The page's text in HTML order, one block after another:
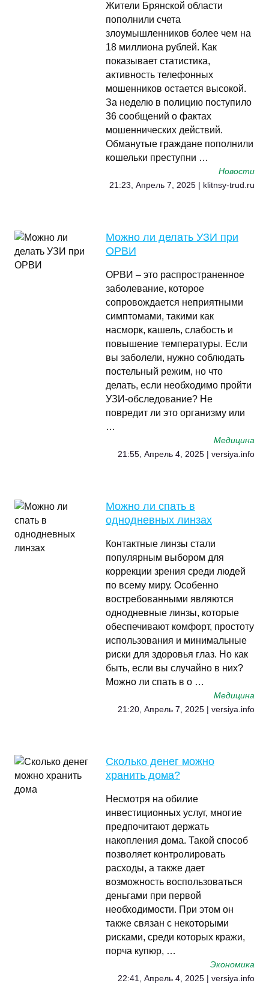
Жители Брянской области
пополнили счета
злоумышленников более чем на
18 миллиона рублей. Как
показывает статистика,
активность телефонных
мошенников остается высокой.
За неделю в полицию поступило
36 сообщений о фактах
мошеннических действий.
Обманутые граждане пополнили
кошельки преступни …
Новости
21:23, Апрель 7, 2025 | klitnsy-trud.ru
Можно ли делать УЗИ при
ОРВИ
ОРВИ – это распространенное
заболевание, которое
сопровождается неприятными
симптомами, такими как
насморк, кашель, слабость и
повышение температуры. Если
вы заболели, нужно соблюдать
постельный режим, но что
делать, если необходимо пройти
УЗИ-обследование? Не
повредит ли это организму или
…
Медицина
21:55, Апрель 4, 2025 | versiya.info
Можно ли спать в
однодневных линзах
Контактные линзы стали
популярным выбором для
коррекции зрения среди людей
по всему миру. Особенно
востребованными являются
однодневные линзы, которые
обеспечивают комфорт, простоту
использования и минимальные
риски для здоровья глаз. Но как
быть, если вы случайно в них?
Можно ли спать в о …
Медицина
21:20, Апрель 7, 2025 | versiya.info
Сколько денег можно
хранить дома?
Несмотря на обилие
инвестиционных услуг, многие
предпочитают держать
накопления дома. Такой способ
позволяет контролировать
расходы, а также дает
возможность воспользоваться
деньгами при первой
необходимости. При этом он
также связан с некоторыми
рисками, среди которых кражи,
порча купюр, …
Экономика
22:41, Апрель 4, 2025 | versiya.info